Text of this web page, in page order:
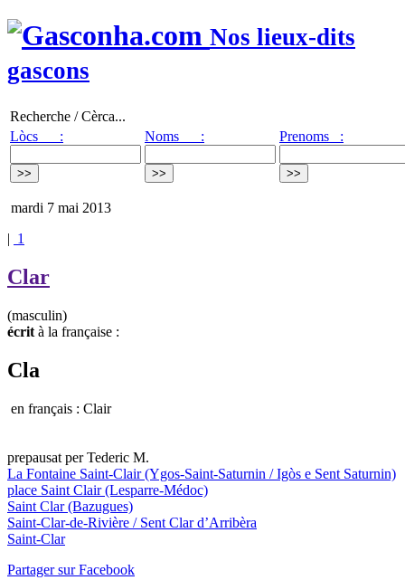
Nos lieux-dits
gascons
Recherche / Cèrca...
Lòcs :
Noms : Prenoms :
mardi 7 mai 2013
| 1
Clar
(masculin)
écrit à la française :
Cla
en français : Clair
prepausat per Tederic M.
La Fontaine Saint-Clair(Ygos-Saint-Saturnin / Igòs e Sent Saturnin)
place Saint Clair(Lesparre-Médoc)
Saint Clar(Bazugues)
Saint-Clar-de-Rivière / Sent Clar d’Arribèra
Saint-Clar
Partager sur Facebook